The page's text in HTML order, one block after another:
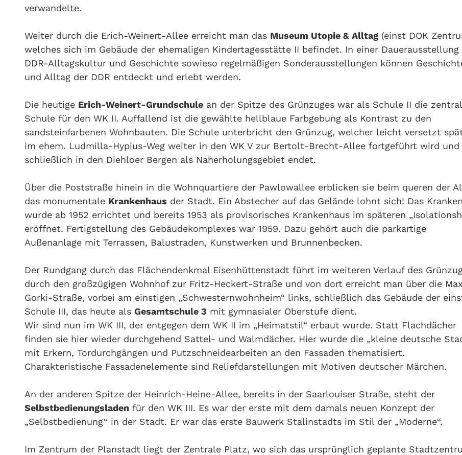
verwandelte.
Weiter durch die Erich-Weinert-Allee erreicht man das Museum Utopie & Alltag (einst DOK
welches sich im Gebäude der ehemaligen Kindertagesstätte II befindet. In einer Dauerausstellung
DDR-Alltagskultur und Geschichte sowieso regelmäßigen Sonderausstellungen können
und Alltag der DDR entdeckt und erlebt werden.
Die heutige Erich-Weinert-Grundschule an der Spitze des Grünzuges war als Schule II die
Schule für den WK II. Auffallend ist die gewählte hellblaue Farbgebung als Kontrast zu den
sandsteinfarbenen Wohnbauten. Die Schule unterbricht den Grünzug, welcher leicht versetzt
im ehem. Ludmilla-Hypius-Weg weiter in den WK V zur Bertolt-Brecht-Allee fortgeführt wird und
schließlich in den Diehloer Bergen als Naherholungsgebiet endet.
Über die Poststraße hinein in die Wohnquartiere der Pawlowallee erblicken sie beim queren der
das monumentale Krankenhaus der Stadt. Ein Abstecher auf das Gelände lohnt sich! Das
wurde ab 1952 errichtet und bereits 1953 als provisorisches Krankenhaus im späteren
eröffnet. Fertigstellung des Gebäudekomplexes war 1959. Dazu gehört auch die parkartige
Außenanlage mit Terrassen, Balustraden, Kunstwerken und Brunnenbecken.
Der Rundgang durch das Flächendenkmal Eisenhüttenstadt führt im weiteren Verlauf des
durch den großzügigen Wohnhof zur Fritz-Heckert-Straße und von dort erreicht man über die
Gorki-Straße, vorbei am einstigen „Schwesternwohnheim“ links, schließlich das Gebäude der
Schule III, das heute als Gesamtschule 3 mit gymnasialer Oberstufe dient.
Wir sind nun im WK III, der entgegen dem WK II im „Heimatstil“ erbaut wurde. Statt Flachdächer
finden sie hier wieder durchgehend Sattel- und Walmdächer. Hier wurde die „kleine deutsche
mit Erkern, Tordurchgängen und Putzschneidearbeiten an den Fassaden thematisiert.
Charakteristische Fassadenelemente sind Reliefdarstellungen mit Motiven deutscher Märchen.
An der anderen Spitze der Heinrich-Heine-Allee, bereits in der Saarlouiser Straße, steht der
Selbstbedienungsladen für den WK III. Es war der erste mit dem damals neuen Konzept der
„Selbstbedienung“ in der Stadt. Er war das erste Bauwerk Stalinstadts im Stil der „Moderne“.
Im Zentrum der Planstadt liegt der Zentrale Platz, wo sich das ursprünglich geplante